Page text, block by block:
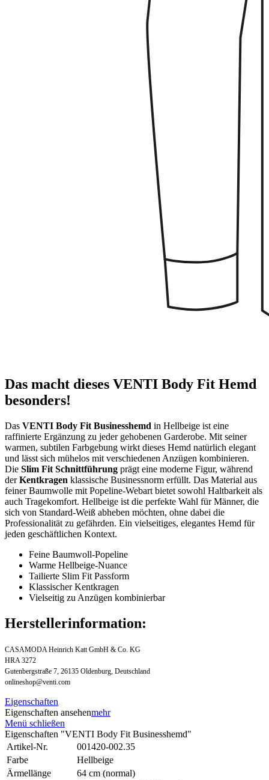
Das macht dieses VENTI Body Fit Hemd
besonders!
Das VENTI Body Fit Businesshemd in Hellbeige ist eine
raffinierte Ergänzung zu jeder gehobenen Garderobe. Mit seiner
warmen, subtilen Farbgebung wirkt dieses Hemd natürlich elegant
und lässt sich mühelos mit verschiedenen Anzügen kombinieren.
Die Slim Fit Schnittführung prägt eine moderne Figur, während
derKentkragen klassische Businessnorm erfüllt. Das Material aus
feiner Baumwolle mit Popeline-Webart bietet sowohl Haltbarkeit als
auch Tragekomfort. Hellbeige ist die perfekte Wahl für Männer, die
sich von Standard-Weiß abheben möchten, ohne dabei die
Professionalität zu gefährden. Ein vielseitiges, elegantes Hemd für
jeden geschäftlichen Kontext.
Feine Baumwoll-Popeline
Warme Hellbeige-Nuance
Tailierte Slim Fit Passform
Klassischer Kentkragen
Vielseitig zu Anzügen kombinierbar
Herstellerinformation:
CASAMODA Heinrich Katt GmbH & Co. KG
HRA 3272
Gutenbergstraße 7, 26135 Oldenburg, Deutschland
onlineshop@venti.com
Eigenschaften
Eigenschaften ansehenmehr
Menü schließen
Eigenschaften "VENTI Body Fit Businesshemd"
Artikel-Nr.
001420-002.35
Farbe
Hellbeige
Ärmellänge
64 cm (normal)